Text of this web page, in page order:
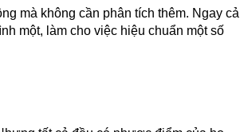
mà không cần phân tích thêm. Ngay cả
một, làm cho việc hiệu chuẩn một số